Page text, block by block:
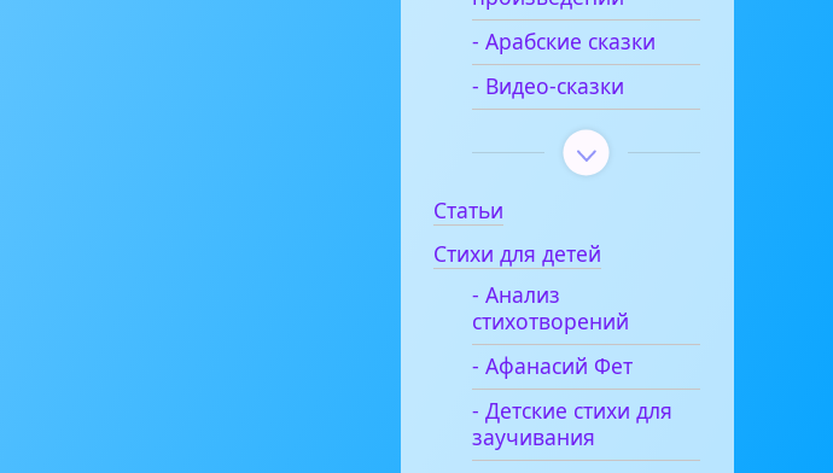
- Арабские сказки
- Видео-сказки
Статьи
Стихи для детей
- Анализ
стихотворений
- Афанасий Фет
- Детские стихи для
заучивания